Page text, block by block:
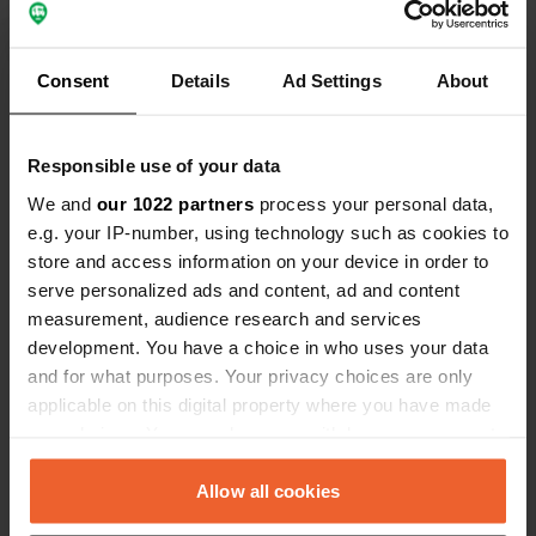
Consent Details Ad Settings About
Responsible use of your data
We and our 1022 partners process your personal data,
e.g. your IP-number, using technology such as cookies to
store and access information on your device in order to
serve personalized ads and content, ad and content
measurement, audience research and services
development. You have a choice in who uses your data
and for what purposes. Your privacy choices are only
applicable on this digital property where you have made
any time from the Cookie Declaration or by clicking on
the Privacy trigger icon.Allow all cookies
Ben jij hier geweest?
Contact
12598, Peníscola / Peñíscola, Spanje
Coördinaten